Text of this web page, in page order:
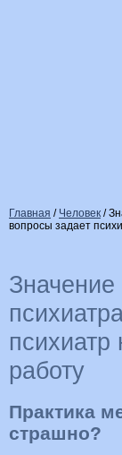
Главная / Человек /
вопросы задает
Значение
работу
Практика
страшно?